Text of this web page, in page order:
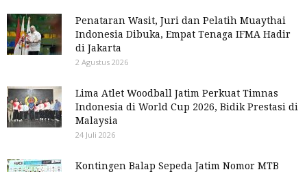
Penataran Wasit, Juri dan Pelatih Muaythai
Indonesia Dibuka, Empat Tenaga IFMA Hadir
di Jakarta
2 Agustus 2026
Lima Atlet Woodball Jatim Perkuat Timnas
Indonesia di World Cup 2026, Bidik Prestasi di
Malaysia
24 Juli 2026
Kontingen Balap Sepeda Jatim Nomor MTB